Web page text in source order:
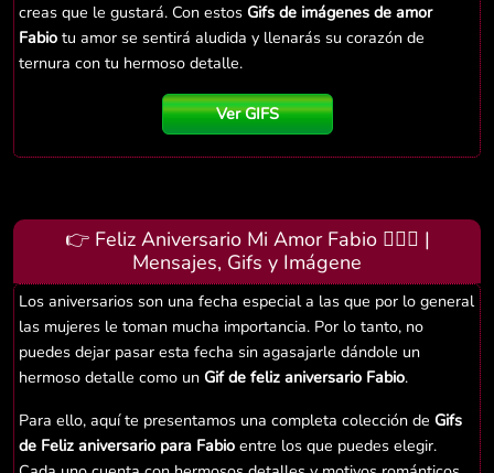
creas que le gustará. Con estos Gifs de imágenes de amor
Fabio tu amor se sentirá aludida y llenarás su corazón de
ternura con tu hermoso detalle.
Ver GIFS
👉 Feliz Aniversario Mi Amor Fabio 👨‍❤️‍👨 |
Mensajes, Gifs y Imágene
Los aniversarios son una fecha especial a las que por lo general
las mujeres le toman mucha importancia. Por lo tanto, no
puedes dejar pasar esta fecha sin agasajarle dándole un
hermoso detalle como un Gif de feliz aniversario Fabio.
Para ello, aquí te presentamos una completa colección de Gifs
de Feliz aniversario para Fabio entre los que puedes elegir.